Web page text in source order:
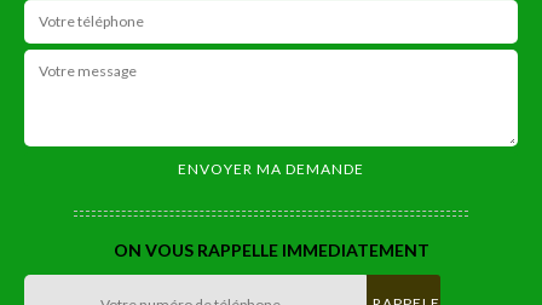
ON VOUS RAPPELLE IMMEDIATEMENT